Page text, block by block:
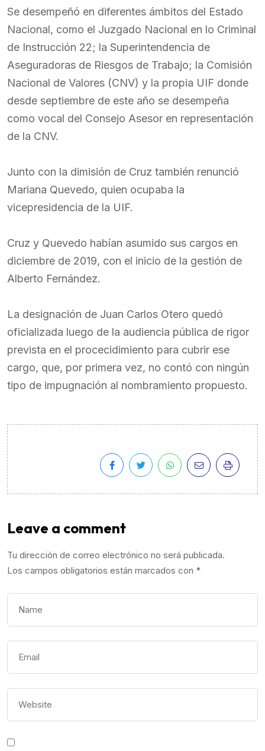
Se desempeñó en diferentes ámbitos del Estado
Nacional, como el Juzgado Nacional en lo Criminal
de Instrucción 22; la Superintendencia de
Aseguradoras de Riesgos de Trabajo; la Comisión
Nacional de Valores (CNV) y la propia UIF donde
desde septiembre de este año se desempeña
como vocal del Consejo Asesor en representación
de la CNV.
Junto con la dimisión de Cruz también renunció
Mariana Quevedo, quien ocupaba la
vicepresidencia de la UIF.
Cruz y Quevedo habían asumido sus cargos en
diciembre de 2019, con el inicio de la gestión de
Alberto Fernández.
La designación de Juan Carlos Otero quedó
oficializada luego de la audiencia pública de rigor
prevista en el procecidimiento para cubrir ese
cargo, que, por primera vez, no contó con ningún
tipo de impugnación al nombramiento propuesto.
Leave a comment
Tu dirección de correo electrónico no será publicada.
Los campos obligatorios están marcados con *